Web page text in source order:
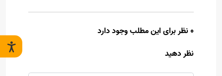
0 نظر برای این مطلب وجود دارد
نظر دهید